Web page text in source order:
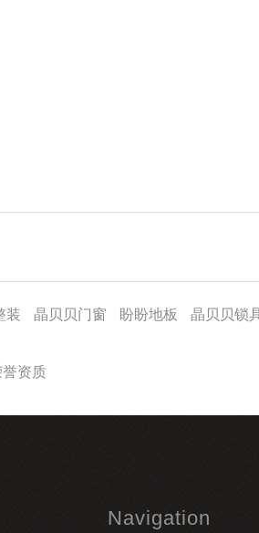
装 晶贝贝门窗 盼盼地板 晶贝贝锁
资质
Navigation